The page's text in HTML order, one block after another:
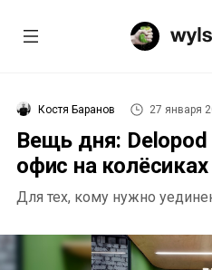
Костя Баранов 27 января
Вещь дня:
офис на колёсиках
Для тех, кому нужно